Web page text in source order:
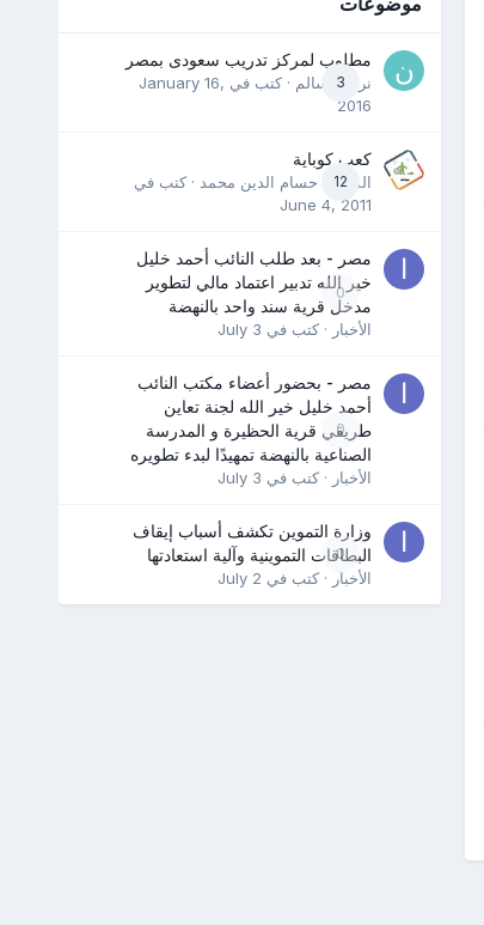
3
مطلوب لمركز تدريب سعودى بمصر
نرمين سالم · كتب في January 16,
2016
12
كعب كوباية
المدرب حسام الدين محمد · كتب في
June 4, 2011
0
مصر - بعد طلب النائب أحمد خليل
خير الله تدبير اعتماد مالي لتطوير
مدخل قرية سند واحد بالنهضة
الأخبار · كتب في July 3
0
مصر - بحضور أعضاء مكتب النائب
أحمد خليل خير الله لجنة تعاين
طريقي قرية الحظيرة و المدرسة
الصناعية بالنهضة تمهيدًا لبدء تطويره
الأخبار · كتب في July 3
0
وزارة التموين تكشف أسباب إيقاف
البطاقات التموينية وآلية استعادتها
الأخبار · كتب في July 2